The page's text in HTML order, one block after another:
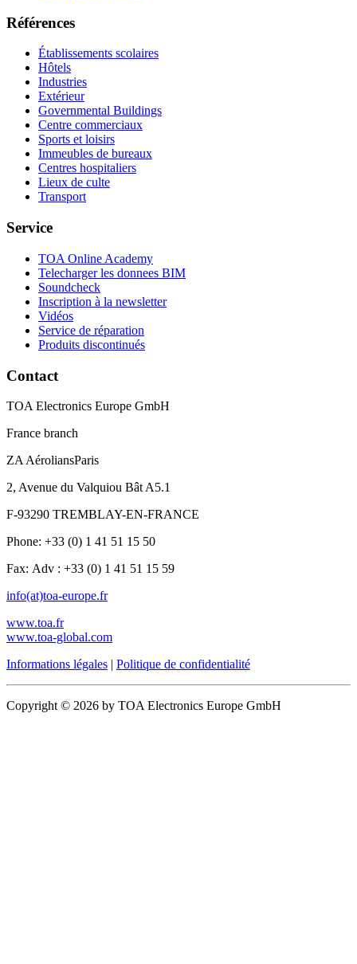
Références
Établissements scolaires
Hôtels
Industries
Extérieur
Governmental Buildings
Centre commerciaux
Sports et loisirs
Immeubles de bureaux
Centres hospitaliers
Lieux de culte
Transport
Service
TOA Online Academy
Telecharger les donnees BIM
Soundcheck
Inscription à la newsletter
Vidéos
Service de réparation
Produits discontinués
Contact
TOA Electronics Europe GmbH
France branch
ZA AéroliansParis
2, Avenue du Valquiou Bât A5.1
F-93290 TREMBLAY-EN-FRANCE
Phone: +33 (0) 1 41 51 15 50
Fax: Adv : +33 (0) 1 41 51 15 59
info(at)toa-europe.fr
www.toa.fr
www.toa-global.com
Informations légales | Politique de confidentialité
Copyright © 2026 by TOA Electronics Europe GmbH